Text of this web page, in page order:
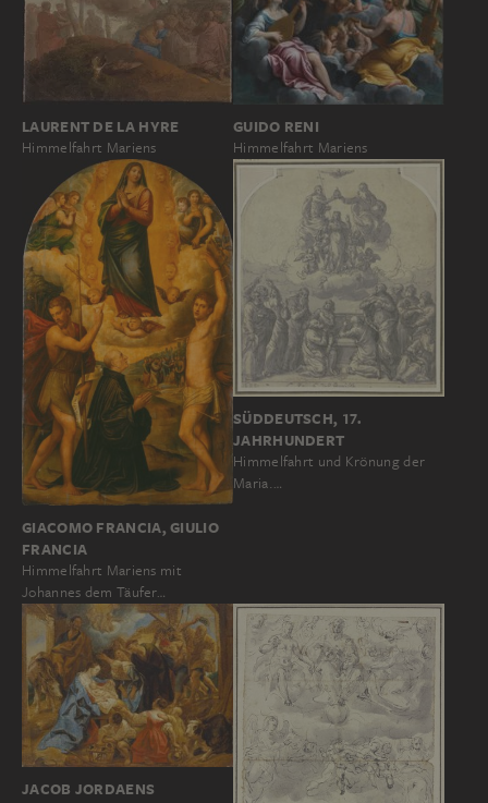
LAURENT DE LA HYRE
Himmelfahrt Mariens
GUIDO RENI
Himmelfahrt Mariens
GIACOMO FRANCIA, GIULIO
FRANCIA
Himmelfahrt Mariens mit
Johannes dem Täufer…
SÜDDEUTSCH, 17.
JAHRHUNDERT
Himmelfahrt und Krönung der
Maria.…
JACOB JORDAENS